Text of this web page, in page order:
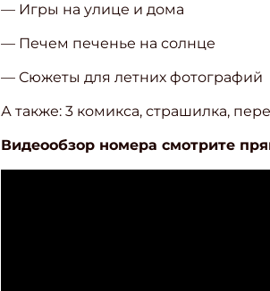
— Игры на улице и дома
— Печем печенье на солнце
— Сюжеты для летних фотографий
А также: 3 комикса, страшилка,
Видеообзор номера смотрите